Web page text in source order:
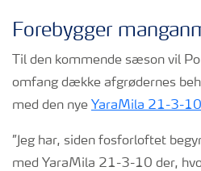
Forebygger
Til den kommende sæson vil
omfang dække afgrødernes
med den nye YaraMila 21-3-
”Jeg har, siden fosforloftet
med YaraMila 21-3-10 der,